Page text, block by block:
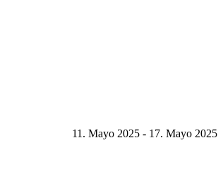
11. Mayo 2025 - 17. Mayo 2025